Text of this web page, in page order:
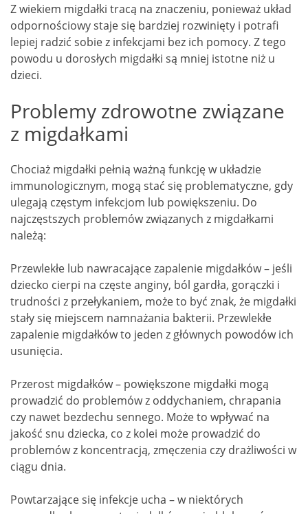
Z wiekiem migdałki tracą na znaczeniu, ponieważ układ
odpornościowy staje się bardziej rozwinięty i potrafi
lepiej radzić sobie z infekcjami bez ich pomocy. Z tego
powodu u dorosłych migdałki są mniej istotne niż u
dzieci.
Problemy zdrowotne związane
z migdałkami
Chociaż migdałki pełnią ważną funkcję w układzie
immunologicznym, mogą stać się problematyczne, gdy
ulegają częstym infekcjom lub powiększeniu. Do
najczęstszych problemów związanych z migdałkami
należą:
Przewlekłe lub nawracające zapalenie migdałków – jeśli
dziecko cierpi na częste anginy, ból gardła, gorączki i
trudności z przełykaniem, może to być znak, że migdałki
stały się miejscem namnażania bakterii. Przewlekłe
zapalenie migdałków to jeden z głównych powodów ich
usunięcia.
Przerost migdałków – powiększone migdałki mogą
prowadzić do problemów z oddychaniem, chrapania
czy nawet bezdechu sennego. Może to wpływać na
jakość snu dziecka, co z kolei może prowadzić do
problemów z koncentracją, zmęczenia czy drażliwości w
ciągu dnia.
Powtarzające się infekcje ucha – w niektórych